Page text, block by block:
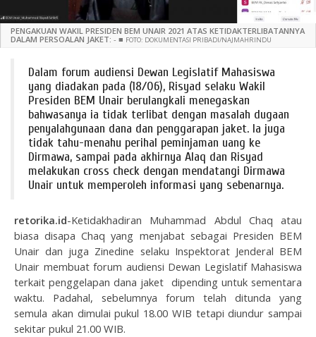
PENGAKUAN WAKIL PRESIDEN BEM UNAIR 2021 ATAS KETIDAKTERLIBATANNYA
DALAM PERSOALAN JAKET: - ■ FOTO: DOKUMENTASI PRIBADI/NAJMAHRINDU
Dalam forum audiensi Dewan Legislatif Mahasiswa
yang diadakan pada (18/06), Risyad selaku Wakil
Presiden BEM Unair berulangkali menegaskan
bahwasanya ia tidak terlibat dengan masalah dugaan
penyalahgunaan dana dan penggarapan jaket. Ia juga
tidak tahu-menahu perihal peminjaman uang ke
Dirmawa, sampai pada akhirnya Alaq dan Risyad
melakukan cross check dengan mendatangi Dirmawa
Unair untuk memperoleh informasi yang sebenarnya.
retorika.id-Ketidakhadiran Muhammad Abdul Chaq atau
biasa disapa Chaq yang menjabat sebagai Presiden BEM
Unair dan juga Zinedine selaku Inspektorat Jenderal BEM
Unair membuat forum audiensi Dewan Legislatif Mahasiswa
terkait penggelapan dana jaket dipending untuk sementara
waktu. Padahal, sebelumnya forum telah ditunda yang
semula akan dimulai pukul 18.00 WIB tetapi diundur sampai
sekitar pukul 21.00 WIB.